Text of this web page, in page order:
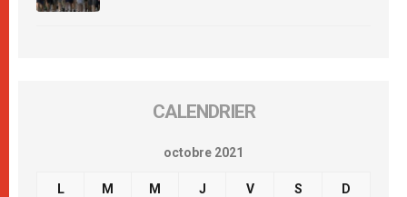
CALENDRIER
octobre 2021
L M M J V S D